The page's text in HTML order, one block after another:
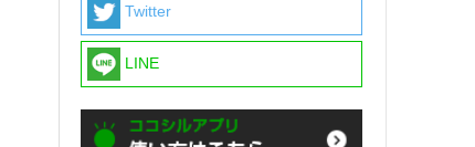
Twitter
LINE